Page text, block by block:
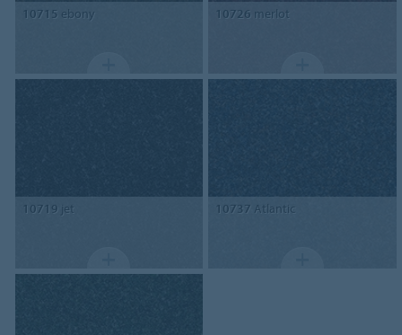
10715 ebony 10726 merlot
10719 jet 10737 Atlantic